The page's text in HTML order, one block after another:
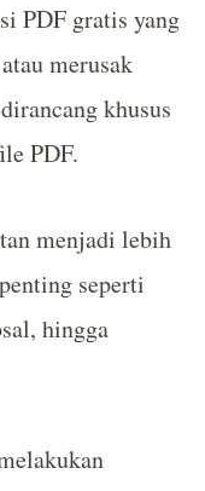
PDF gratis yang
merusak
khusus
PDF.
menjadi lebih
seperti
hingga